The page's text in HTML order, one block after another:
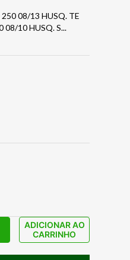
08/13 HUSQ. TE
08/10 HUSQ. S...
ADICIONAR AO
CARRINHO